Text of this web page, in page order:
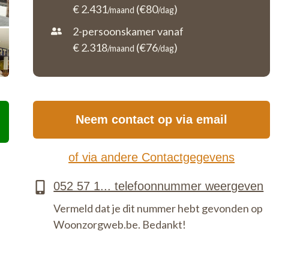
€ 2.431/maand (€80/dag)
2-persoonskamer vanaf
€ 2.318/maand (€76/dag)
Neem contact op via email
of via andere Contactgegevens
Vermeld dat je dit nummer hebt gevonden op
Woonzorgweb.be. Bedankt!